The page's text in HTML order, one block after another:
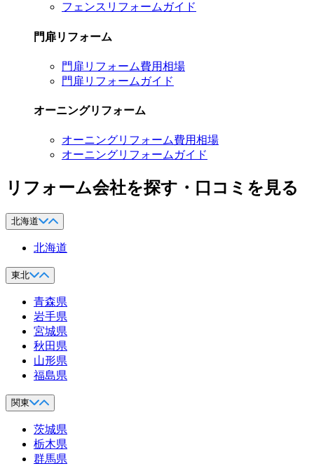
フェンスリフォームガイド
門扉リフォーム
門扉リフォーム費用相場
門扉リフォームガイド
オーニングリフォーム
オーニングリフォーム費用相場
オーニングリフォームガイド
リフォーム会社を探す・口コミを見る
北海道
北海道
東北
青森県
岩手県
宮城県
秋田県
山形県
福島県
関東
茨城県
栃木県
群馬県